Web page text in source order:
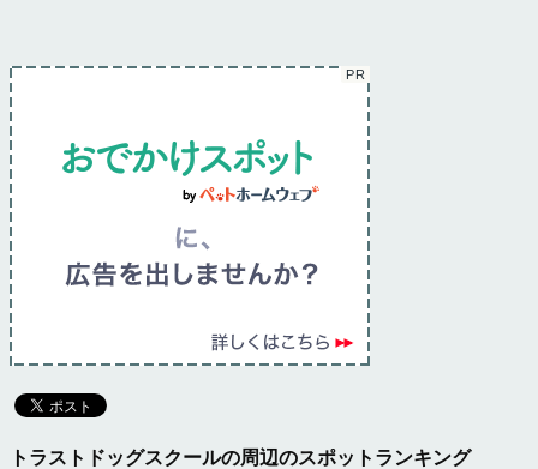
トラストドッグスクールの周辺のスポットランキング